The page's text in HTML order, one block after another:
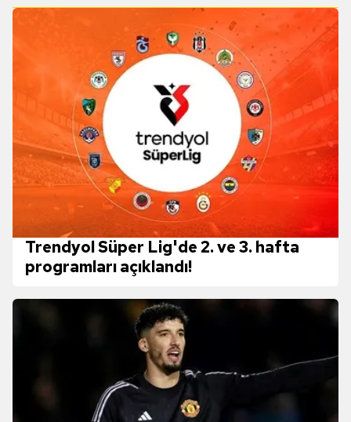
Trendyol Süper Lig'de 2. ve 3. hafta
programları açıklandı!